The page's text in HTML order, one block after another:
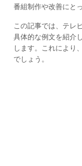
番組制作や改善にと
この記事では、テレ
具体的な例文を紹介
します。これにより
でしょう。